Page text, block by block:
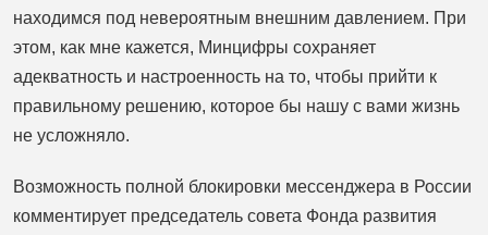
находимся под невероятным внешним давлением. При
этом, как мне кажется, Минцифры сохраняет
адекватность и настроенность на то, чтобы прийти к
правильному решению, которое бы нашу с вами жизнь
не усложняло.
Возможность полной блокировки мессенджера в России
комментирует председатель совета Фонда развития